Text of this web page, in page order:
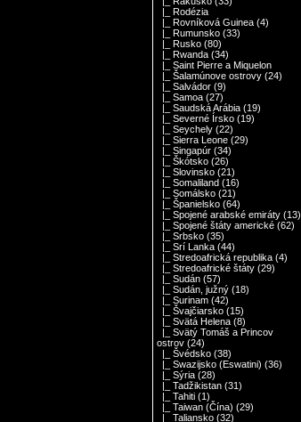
|_ Rodézia
|_ Rovníková Guinea (4)
|_ Rumunsko (33)
|_ Rusko (80)
|_ Rwanda (34)
|_ Saint Pierre a Miquelon
|_ Šalamúnove ostrovy (24)
|_ Salvádor (9)
|_ Samoa (27)
|_ Saudská Arábia (19)
|_ Severné Írsko (19)
|_ Seychely (22)
|_ Sierra Leone (29)
|_ Singapúr (34)
|_ Škótsko (26)
|_ Slovinsko (21)
|_ Somaliland (16)
|_ Somálsko (21)
|_ Španielsko (64)
|_ Spojené arabské emiráty (13)
|_ Spojené štáty americké (62)
|_ Srbsko (35)
|_ Srí Lanka (44)
|_ Stredoafrická republika (4)
|_ Stredoafrické štáty (29)
|_ Sudán (57)
|_ Sudán, južný (18)
|_ Surinam (42)
|_ Švajčiarsko (15)
|_ Svätá Helena (8)
|_ Svätý Tomáš a Princov
ostrov (24)
|_ Švédsko (38)
|_ Swazijsko (Eswatini) (36)
|_ Sýria (28)
|_ Tadžikistan (31)
|_ Tahiti (1)
|_ Taiwan (Čína) (29)
|_ Taliansko (32)